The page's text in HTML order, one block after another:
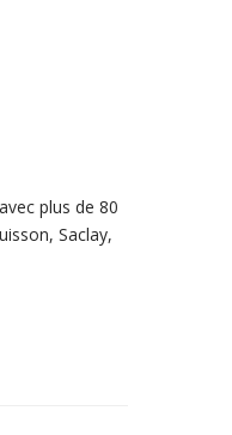
plus de 80
Saclay,